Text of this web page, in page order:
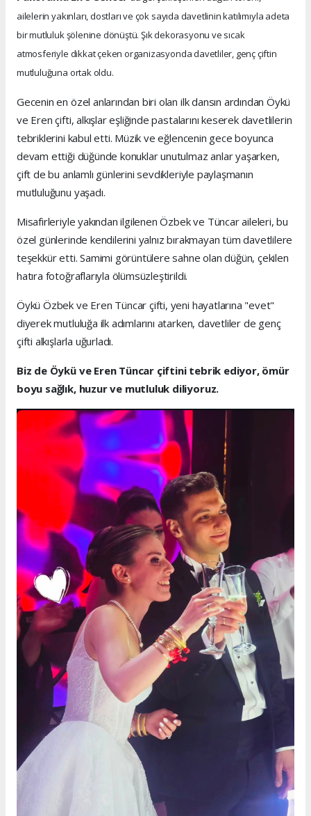
ailelerin yakınları, dostları ve çok sayıda davetlinin katılımıyla adeta
bir mutluluk şölenine dönüştü. Şık dekorasyonu ve sıcak
atmosferiyle dikkat çeken organizasyonda davetliler, genç çiftin
mutluluğuna ortak oldu.
Gecenin en özel anlarından biri olan ilk dansın ardından Öykü
ve Eren çifti, alkışlar eşliğinde pastalarını keserek davetlilerin
tebriklerini kabul etti. Müzik ve eğlencenin gece boyunca
devam ettiği düğünde konuklar unutulmaz anlar yaşarken,
çift de bu anlamlı günlerini sevdikleriyle paylaşmanın
mutluluğunu yaşadı.
Misafirleriyle yakından ilgilenen Özbek ve Tüncar aileleri, bu
özel günlerinde kendilerini yalnız bırakmayan tüm davetlilere
teşekkür etti. Samimi görüntülere sahne olan düğün, çekilen
hatıra fotoğraflarıyla ölümsüzleştirildi.
Öykü Özbek ve Eren Tüncar çifti, yeni hayatlarına "evet"
diyerek mutluluğa ilk adımlarını atarken, davetliler de genç
çifti alkışlarla uğurladı.
Biz de Öykü ve Eren Tüncar çiftini tebrik ediyor, ömür
boyu sağlık, huzur ve mutluluk diliyoruz.